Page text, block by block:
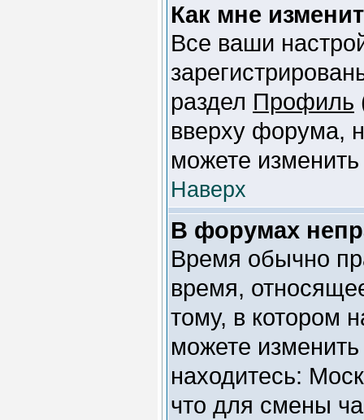
Как мне
Все ваши
раздел Профиль
вверху форума,
можете
Наверх
В форумах
Время обычно
время,
тому, в котором
можете
находитесь:
что для смены